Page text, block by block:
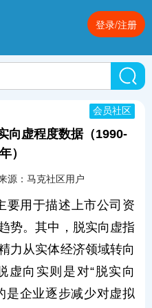
登录/注册
向虚程度数据（1990-
）
会员社区
源：马克社区用户
要用于描述上市公司资
势。其中，脱实向虚指
力从实体经济领域转向
虚向实则是对“脱实向
是企业逐步减少对虚拟